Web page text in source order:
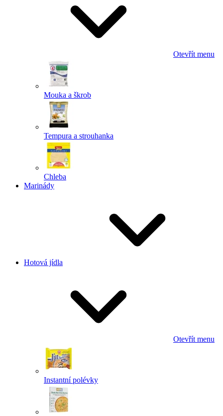
Otevřít menu
Mouka a škrob
Tempura a strouhanka
Chleba
Marinády
Hotová jídla
Otevřít menu
Instantní polévky
Powered by chaterimo